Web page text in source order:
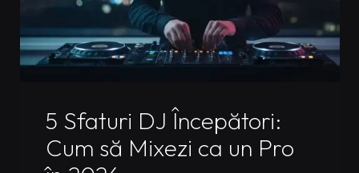
in
2026"
5 Sfaturi DJ Începători:
Cum să Mixezi ca un Pro